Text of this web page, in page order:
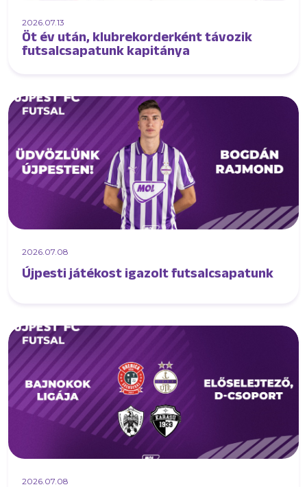
2026.07.13
Öt év után, klubrekorderként távozik
futsalcsapatunk kapitánya
2026.07.08
Újpesti játékost igazolt futsalcsapatunk
2026.07.08